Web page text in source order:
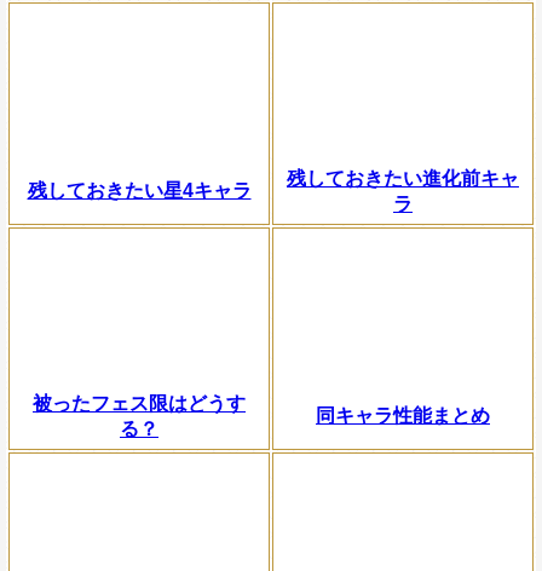
残しておきたい星4キャラ
残しておきたい進化前キャ
ラ
被ったフェス限はどうす
る？
同キャラ性能まとめ